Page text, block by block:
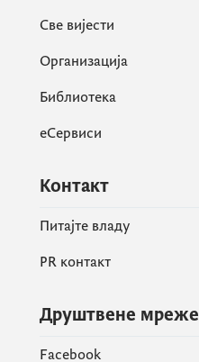
Све вијести
Организација
Библиотека
еСервиси
Контакт
Питајте владу
PR контакт
Друштвене мреже
Facebook